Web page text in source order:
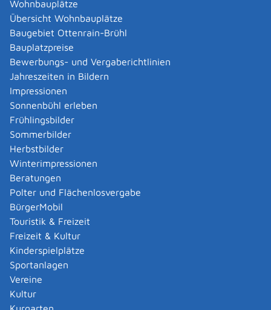
Wohnbauplätze
Übersicht Wohnbauplätze
Baugebiet Ottenrain-Brühl
Bauplatzpreise
Bewerbungs- und Vergaberichtlinien
Jahreszeiten in Bildern
Impressionen
Sonnenbühl erleben
Frühlingsbilder
Sommerbilder
Herbstbilder
Winterimpressionen
Beratungen
Polter und Flächenlosvergabe
BürgerMobil
Touristik & Freizeit
Freizeit & Kultur
Kinderspielplätze
Sportanlagen
Vereine
Kultur
Landratsamt oder sonstigen Bescheid über Ihren
GdB
Kosten
Der Antrag ist kostenfrei.
Hinweise
Die Agentur für Arbeit prüft Ihren Antrag. Sie erhalten
einen schriftlichen Bescheid, ob Ihr Antrag bewilligt
oder abgelehnt wurde.
Rechtsgrundlage
Sozialgesetzbuch Neuntes Buch (SGB IX)
§ 2 Abs. 3
§§ 151-152 Besondere Regelungen zur Teilhabe
schwerbehinderter Menschen
Freigabevermerk
01.12.2025 Sozialministerium Baden-Württemberg
||